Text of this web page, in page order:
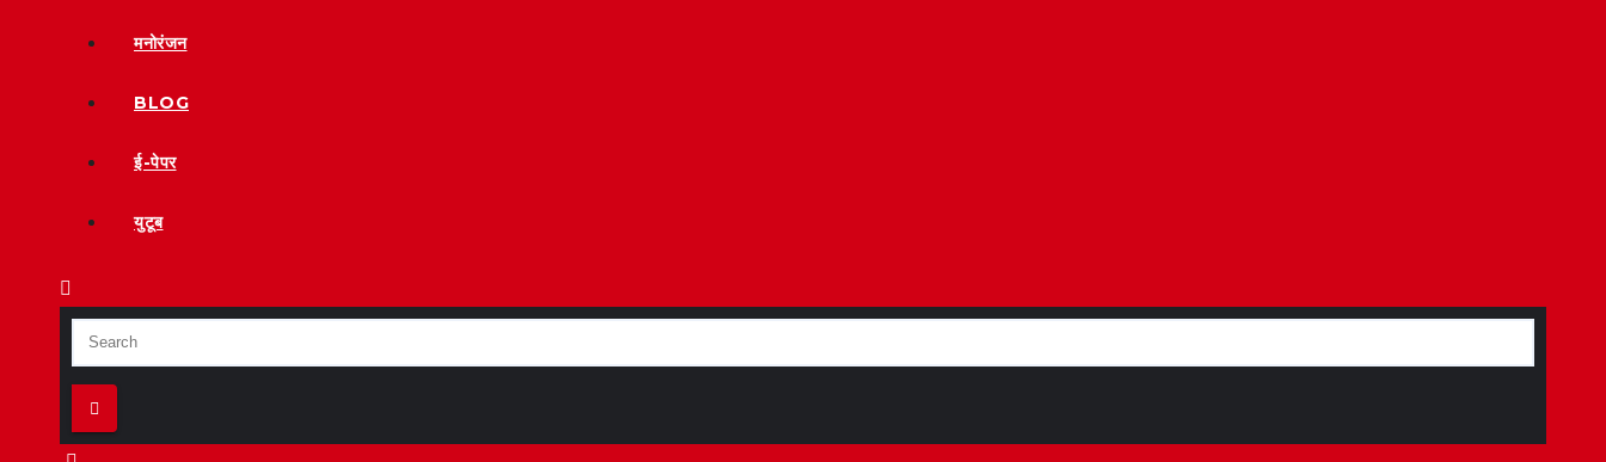
मनोरंजन
BLOG
ई-पेपर
युटूब